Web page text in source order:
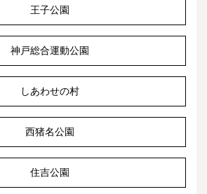
王子公園
神戸総合運動公園
しあわせの村
西猪名公園
住吉公園